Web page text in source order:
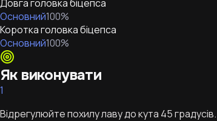
Довга головка біцепса
Основний100%
Коротка головка біцепса
Основний100%
Як виконувати
1
Відрегулюйте похилу лаву до кута 45 градусів.